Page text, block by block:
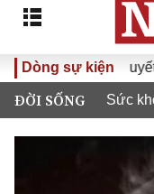
Dòng sự kiện
Nghị quyết Đại hội
ĐỜI SỐNG Sức